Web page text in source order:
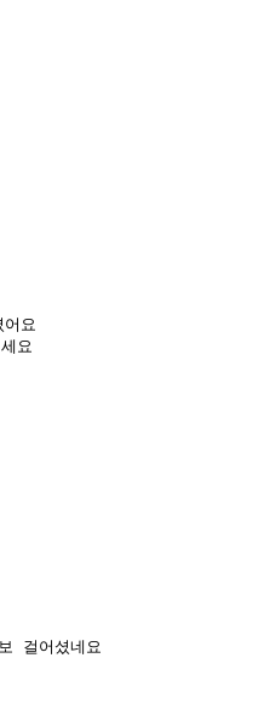
요
요
걸어셨네요